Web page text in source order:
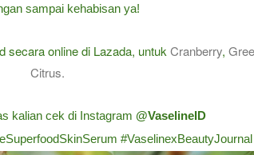
sampai kehabisan ya!
secara online di Lazada, untuk Cranberry,
Citrus.
kalian cek di Instagram @VaselineID
#VaselinexBeautyJournal